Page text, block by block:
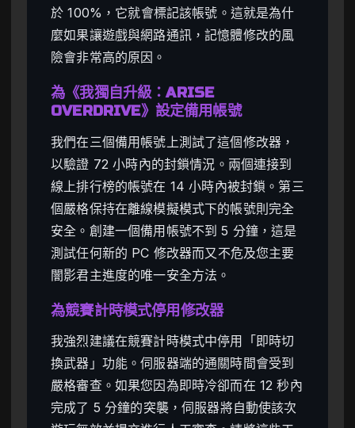
於 100%，它就會標記該帳號。這就是為什
麼如果讓遊戲與網路通訊，記憶體修改的風
險會非常高的原因。
為《我獨自升級：ARISE
OVERDRIVE》設定備用帳號
我們在三個備用帳號上測試了這個修改器，
以驗證 72 小時內的封鎖情況。兩個連接到
線上排行榜的帳號在 14 小時內被封鎖。第三
個嚴格保持在離線模擬模式下的帳號則完全
安全。創建一個備用帳號不到 5 分鐘，這是
測試任何新的 PC 修改器而又不危及您主要
闇影君主進度的唯一安全方法。
為競賽計時模式停用修改器
我強烈建議在競賽計時模式中停用「即時切
換武器」功能。伺服器端的通關時間會受到
嚴格審查。如果您因為即時冷卻而在 12 秒內
完成了 5 分鐘的突襲，伺服器將自動使該次